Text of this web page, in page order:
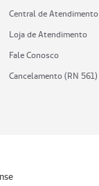
Central de Atendimento
Loja de Atendimento
Fale Conosco
Cancelamento (RN 561)